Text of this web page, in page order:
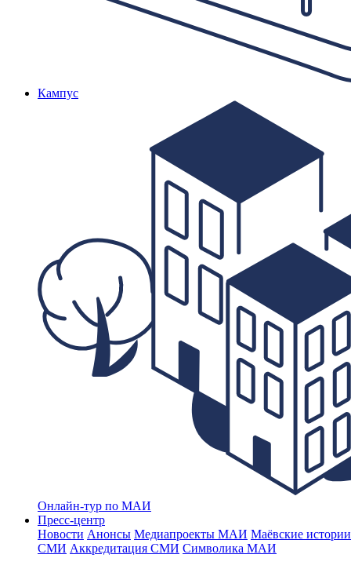
Кампус
Онлайн-тур по МАИ
Пресс-центр
Новости Анонсы Медиапроекты МАИ Маёвские
СМИ Аккредитация СМИ Символика МАИ